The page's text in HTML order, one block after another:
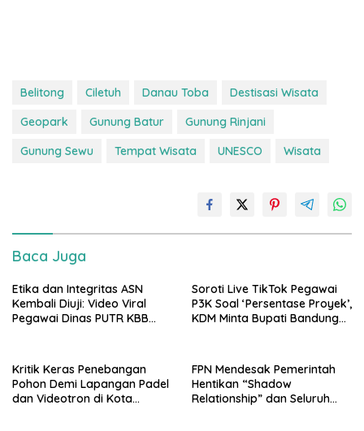
Belitong Ciletuh Danau Toba
Destisasi Wisata
Geopark
Gunung Batur
Gunung Rinjani
Gunung Sewu
Tempat Wisata UNESCO Wisata
Baca Juga
Etika dan Integritas ASN
Kembali Diuji: Video Viral
Pegawai Dinas PUTR KBB
Soroti Live TikTok Pegawai
P3K Soal ‘Persentase Proyek’,
KDM Minta Bupati Bandung
Kritik Keras Penebangan
Pohon Demi Lapangan Padel
dan Videotron di Kota
FPN Mendesak Pemerintah
Hentikan “Shadow
Relationship” dan Seluruh